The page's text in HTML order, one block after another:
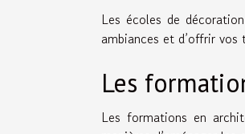
Les écoles de
ambiances et d’offrir
Les
Les formations en